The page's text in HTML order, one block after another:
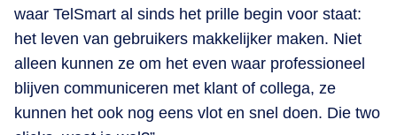
waar TelSmart al sinds het prille begin voor staat:
het leven van gebruikers makkelijker maken. Niet
alleen kunnen ze om het even waar professioneel
blijven communiceren met klant of collega, ze
kunnen het ook nog eens vlot en snel doen. Die two